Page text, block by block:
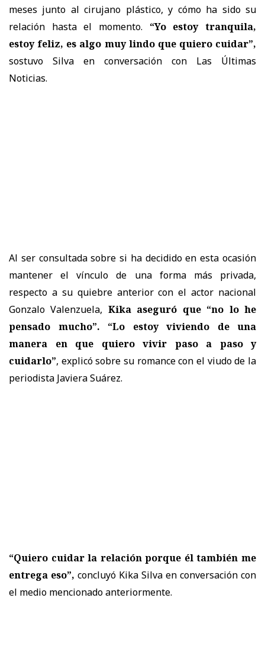
meses junto al cirujano plástico, y cómo ha sido su
relación hasta el momento. “Yo estoy tranquila,
estoy feliz, es algo muy lindo que quiero cuidar”,
sostuvo Silva en conversación con Las Últimas
Noticias.
Al ser consultada sobre si ha decidido en esta ocasión
mantener el vínculo de una forma más privada,
respecto a su quiebre anterior con el actor nacional
Gonzalo Valenzuela, Kika aseguró que “no lo he
pensado mucho”. “Lo estoy viviendo de una
manera en que quiero vivir paso a paso y
cuidarlo”, explicó sobre su romance con el viudo de la
periodista Javiera Suárez.
“Quiero cuidar la relación porque él también me
entrega eso”, concluyó Kika Silva en conversación con
el medio mencionado anteriormente.